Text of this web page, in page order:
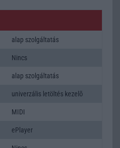
alap szolgáltatás
Nincs
alap szolgáltatás
univerzális letöltés kezelõ
MIDI
ePlayer